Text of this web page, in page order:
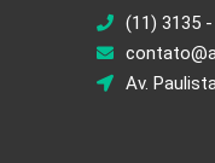
(11) 3135
Av.